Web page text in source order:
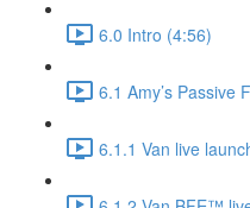
6.0 Intro (4:56)
6.1 Amy’s Passive
6.1.1 Van live